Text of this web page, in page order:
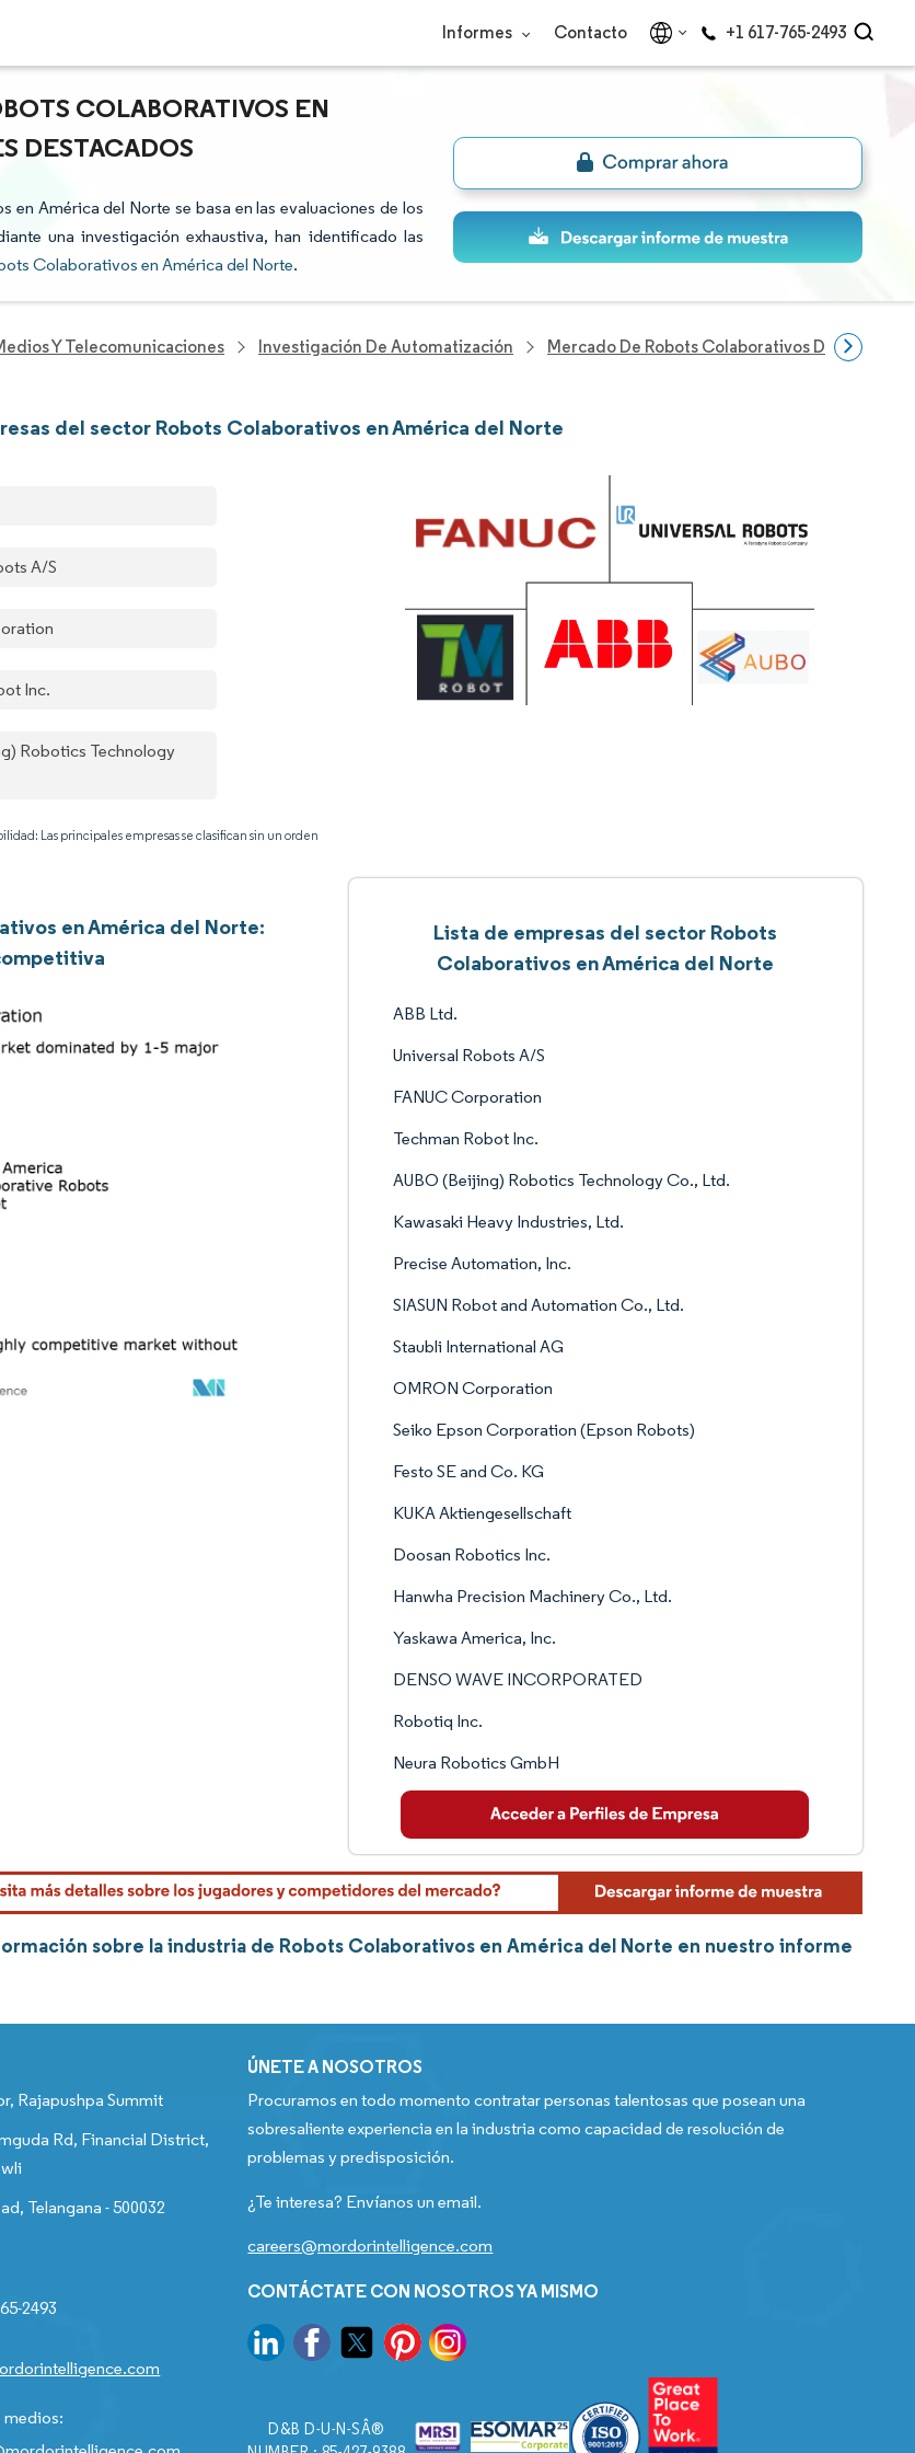
Informes Contacto +1 617-765-2493
COLABORATIVOS EN
DESTACADOS
América del Norte se basa en las evaluaciones de los
una investigación exhaustiva, han identificado las
Colaborativos en América del Norte.
Y Telecomunicaciones Investigación De Automatización Mercado De Robots Colaborativos De América
del sector Robots Colaborativos en América del Norte
A/S
Inc.
Robotics Technology
Las principales empresas se clasifican sin un orden
en América del Norte:
Lista de empresas del sector Robots
Colaborativos en América del Norte
ABB Ltd.
Universal Robots A/S
FANUC Corporation
Techman Robot Inc.
AUBO (Beijing) Robotics Technology Co., Ltd.
Kawasaki Heavy Industries, Ltd.
Precise Automation, Inc.
SIASUN Robot and Automation Co., Ltd.
Staubli International AG
OMRON Corporation
Seiko Epson Corporation (Epson Robots)
Festo SE and Co. KG
KUKA Aktiengesellschaft
Doosan Robotics Inc.
Hanwha Precision Machinery Co., Ltd.
Yaskawa America, Inc.
DENSO WAVE INCORPORATED
Robotiq Inc.
Neura Robotics GmbH
sobre la industria de Robots Colaborativos en América del Norte en nuestro informe
Rajapushpa Summit
Rd, Financial District,
Telangana - 500032
2493
medios:
ÚNETE A NOSOTROS
Procuramos en todo momento contratar personas talentosas que posean una
sobresaliente experiencia en la industria como capacidad de resolución de
problemas y predisposición.
¿Te interesa? Envíanos un email.
careers@mordorintelligence.com
CONTÁCTATE CON NOSOTROS YA MISMO
D&B D-U-N-SÂ®